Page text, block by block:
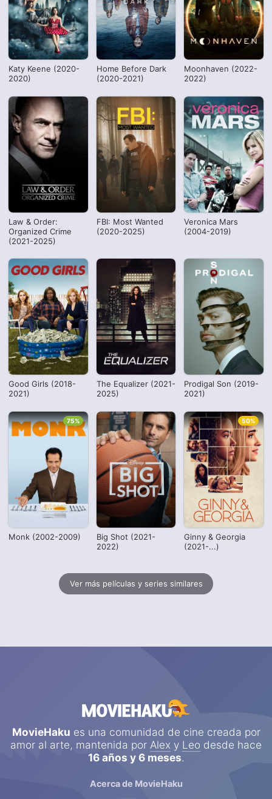
Katy Keene (2020-
2020)
Home Before Dark
(2020-2021)
Moonhaven (2022-
2022)
Law & Order:
Organized Crime
(2021-2025)
FBI: Most Wanted
(2020-2025)
Veronica Mars
(2004-2019)
Good Girls (2018-
2021)
The Equalizer (2021-
2025)
Prodigal Son (2019-
2021)
Monk (2002-2009)
75%
Big Shot (2021-
2022)
Ginny & Georgia
(2021-...)
50%
Ver más películas y series similares
MovieHaku es una comunidad de cine creada por
amor al arte, mantenida por Alex y Leo desde hace
16 años y 6 meses.
Acerca de MovieHaku